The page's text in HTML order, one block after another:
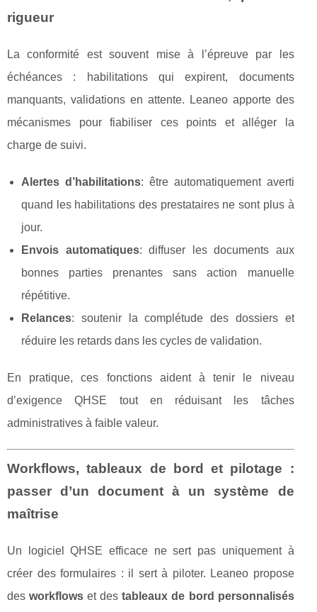
rigueur
La conformité est souvent mise à l’épreuve par les
échéances : habilitations qui expirent, documents
manquants, validations en attente. Leaneo apporte des
mécanismes pour fiabiliser ces points et alléger la
charge de suivi.
Alertes d’habilitations: être automatiquement averti
quand les habilitations des prestataires ne sont plus à
jour.
Envois automatiques: diffuser les documents aux
bonnes parties prenantes sans action manuelle
répétitive.
Relances: soutenir la complétude des dossiers et
réduire les retards dans les cycles de validation.
En pratique, ces fonctions aident à tenir le niveau
d’exigence QHSE tout en réduisant les tâches
administratives à faible valeur.
Workflows, tableaux de bord et pilotage :
passer d’un document à un système de
maîtrise
Un logiciel QHSE efficace ne sert pas uniquement à
créer des formulaires : il sert à piloter. Leaneo propose
desworkflows et destableaux de bord personnalisés